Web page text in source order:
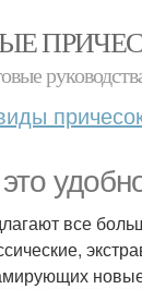
все